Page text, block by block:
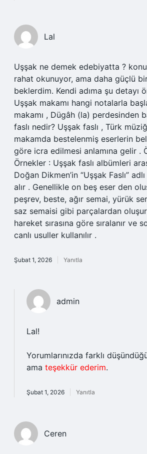
Lal
Uşşak ne demek edebiyatta ?
rahat okunuyor, ama daha güçlü
beklerdim. Kendi adıma şu detayı
Uşşak makamı hangi notalarla
makamı , Dügâh (la) perdesinden
faslı nedir? Uşşak faslı , Türk
makamda bestelenmiş eserlerin
göre icra edilmesi anlamına gelir .
Örnekler : Uşşak faslı albümleri
Doğan Dikmen’in “Uşşak Faslı”
alır . Genellikle on beş eser den
peşrev, beste, ağır semai, yürük
saz semaisi gibi parçalardan
hareket sırasına göre sıralanır ve
canlı usuller kullanılır .
Şubat 1, 2026 Yanıtla
admin
Lal!
Yorumlarınızda farklı
ama teşekkür ederim.
Şubat 1, 2026 Yanıtla
Ceren